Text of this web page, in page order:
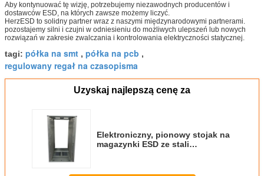
Aby kontynuować tę wizję, potrzebujemy niezawodnych producentów i
dostawców ESD, na których zawsze możemy liczyć.
HerzESD to solidny partner wraz z naszymi międzynarodowymi partnerami.
pozostajemy silni i czujni w odniesieniu do możliwych ulepszeń lub nowych
rozwiązań w zakresie zwalczania i kontrolowania elektryczności statycznej.
tagi: półka na smt , półka na pcb ,
regulowany regał na czasopisma
Uzyskaj najlepszą cenę za
Elektroniczny, pionowy stojak na
magazynki ESD ze stali